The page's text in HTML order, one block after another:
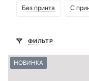
Без принта С
ФИЛЬТР
НОВИНКА